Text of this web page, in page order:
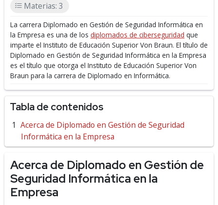
Materias: 3
La carrera Diplomado en Gestión de Seguridad Informática en
la Empresa es una de los diplomados de ciberseguridad que
imparte el Instituto de Educación Superior Von Braun. El título de
Diplomado en Gestión de Seguridad Informática en la Empresa
es el título que otorga el Instituto de Educación Superior Von
Braun para la carrera de Diplomado en Informática.
Tabla de contenidos
Acerca de Diplomado en Gestión de Seguridad
Informática en la Empresa
Acerca de Diplomado en Gestión de
Seguridad Informática en la
Empresa